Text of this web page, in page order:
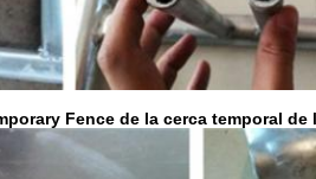
Fence de la cerca temporal de